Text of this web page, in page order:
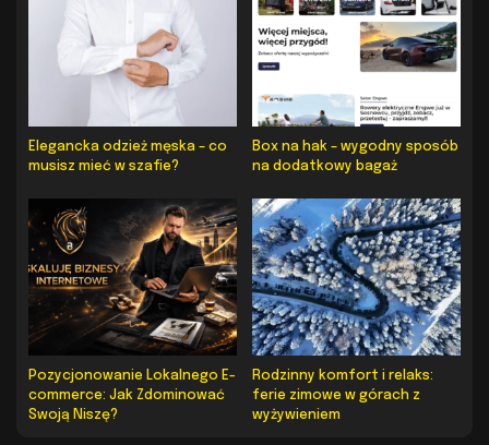
Elegancka odzież męska – co
musisz mieć w szafie?
Box na hak – wygodny sposób
na dodatkowy bagaż
Pozycjonowanie Lokalnego E-
commerce: Jak Zdominować
Swoją Niszę?
Rodzinny komfort i relaks:
ferie zimowe w górach z
wyżywieniem